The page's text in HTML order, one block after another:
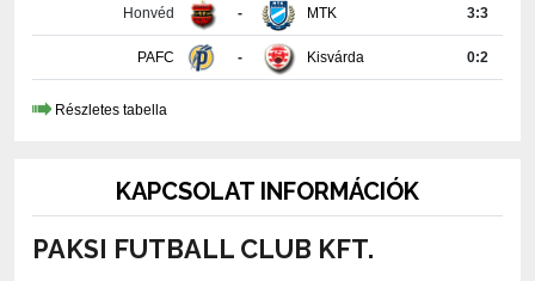
PAFC Kisvárda 0:2
Részletes tabella
PAKSI FUTBALL CLUB KFT.
7030 Paks, Fehérvári út 29.